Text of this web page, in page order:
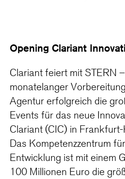
Opening Clariant
Clariant feiert mit STERN
monatelanger
Agentur erfolgreich die
Events für das neue
Clariant (CIC) in
Das Kompetenzzentrum
Entwicklung ist mit einem
100 Millionen Euro die